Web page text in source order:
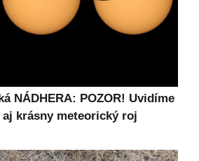
NÁDHERA: POZOR! Uvidíme
aj krásny meteorický roj